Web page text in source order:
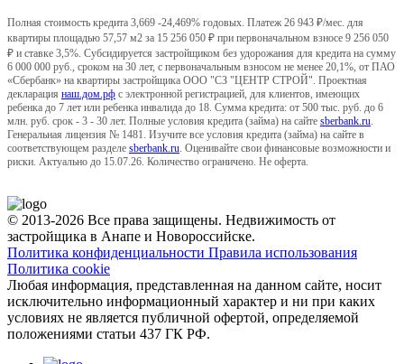
Полная стоимость кредита 3,669 -24,469% годовых. Платеж 26 943 ₽/мес. для
квартиры площадью 57,57 м2 за 15 256 050 ₽ при первоначальном взносе 9 256 050
₽ и ставке 3,5%. Субсидируется застройщиком без удорожания для кредита на сумму
6 000 000 руб., сроком на 30 лет, с первоначальным взносом не менее 20,1%, от ПАО
«Сбербанк» на квартиры застройщика ООО "СЗ "ЦЕНТР СТРОЙ". Проектная
декларация наш.дом.рф с электронной регистрацией, для клиентов, имеющих
ребенка до 7 лет или ребенка инвалида до 18. Сумма кредита: от 500 тыс. руб. до 6
млн. руб. срок - 3 - 30 лет. Полные условия кредита (займа) на сайте sberbank.ru.
Генеральная лицензия № 1481. Изучите все условия кредита (займа) на сайте в
соответствующем разделе sberbank.ru. Оценивайте свои финансовые возможности и
риски. Актуально до 15.07.26. Количество ограничено. Не оферта.
© 2013-2026 Все права защищены. Недвижимость от
застройщика в Анапе и Новороссийске.
Политика конфиденциальности Правила использования
Политика cookie
Любая информация, представленная на данном сайте, носит
исключительно информационный характер и ни при каких
условиях не является публичной офертой, определяемой
положениями статьи 437 ГК РФ.